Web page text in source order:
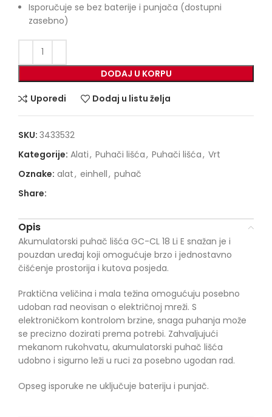
Isporučuje se bez baterije i punjača (dostupni
zasebno)
DODAJ U KORPU
Uporedi Dodaj u listu želja
SKU: 3433532
Kategorije: Alati, Puhači lišća, Puhači lišća, Vrt
Oznake: alat, einhell, puhač
Share:
Opis
Akumulatorski puhač lišća GC-CL 18 Li E snažan je i
pouzdan uređaj koji omogućuje brzo i jednostavno
čišćenje prostorija i kutova posjeda.
Praktična veličina i mala težina omogućuju posebno
udoban rad neovisan o električnoj mreži. S
elektroničkom kontrolom brzine, snaga puhanja može
se precizno dozirati prema potrebi. Zahvaljujući
mekanom rukohvatu, akumulatorski puhač lišća
udobno i sigurno leži u ruci za posebno ugodan rad.
Opseg isporuke ne uključuje bateriju i punjač.